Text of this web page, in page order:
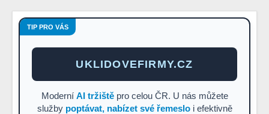
TIP PRO VÁS
UKLIDOVEFIRMY.CZ
Moderní AI tržištěpro celou ČR. U nás můžete
služby poptávat, nabízet své řemesloi efektivně